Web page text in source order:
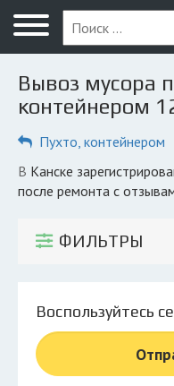
Главная
Вопрос юристу
Компании
Экоблог
© 2026 Все права защищены
Вывоз мусора
контейнером
Пухто, контейнером
в Канске зарегистрирована 1 компания по вывозу мусора
после ремонта с
ФИЛЬТРЫ
Воспользуйтесь